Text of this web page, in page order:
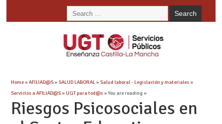
Home»AFILIAD@S»SALUD LABORAL»Salud laboral - Legislación y materiales»
Servicios a AFILIAD@S»UGT para tod@s» You are reading »
Riesgos Psicosociales en